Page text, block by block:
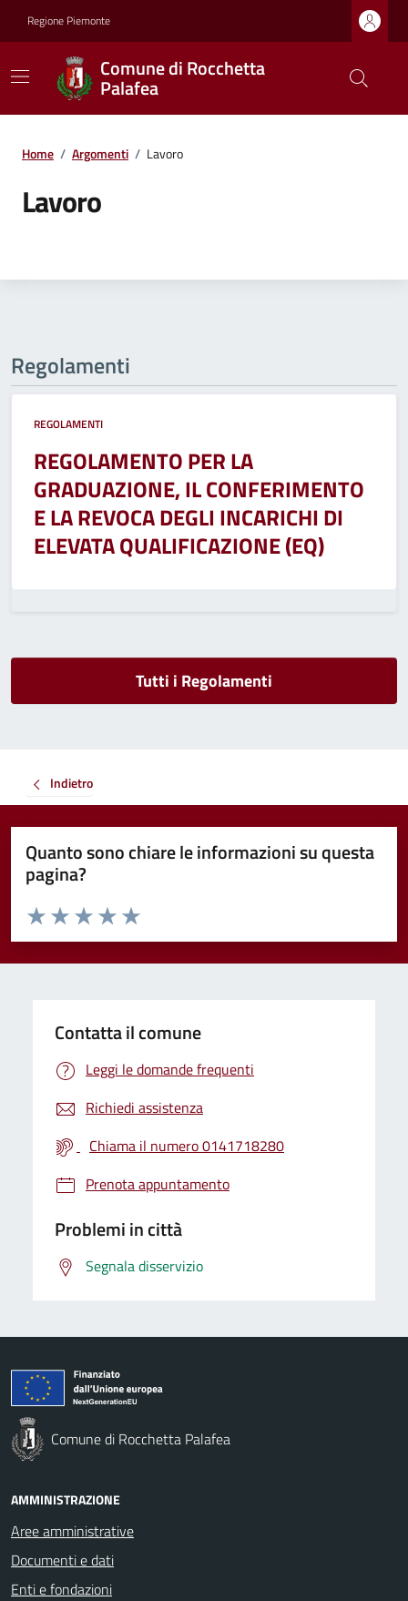
Regione Piemonte
Comune di Rocchetta
Palafea
Home / Argomenti / Lavoro
Lavoro
Regolamenti
REGOLAMENTI
REGOLAMENTO PER LA
GRADUAZIONE, IL CONFERIMENTO
E LA REVOCA DEGLI INCARICHI DI
ELEVATA QUALIFICAZIONE (EQ)
Tutti i Regolamenti
Indietro
Quanto sono chiare le informazioni su questa
pagina?
Valuta da 1 a 5 stelle la pagina
Valuta 5 stelle su 5
Valuta 4 stelle su 5
Valuta 3 stelle su 5
Valuta 2 stelle su 5
Valuta 1 stelle su 5
Contatta il comune
Leggi le domande frequenti
Richiedi assistenza
Chiama il numero 0141718280
Prenota appuntamento
Problemi in città
Segnala disservizio
Comune di Rocchetta Palafea
AMMINISTRAZIONE
Aree amministrative
Documenti e dati
Enti e fondazioni